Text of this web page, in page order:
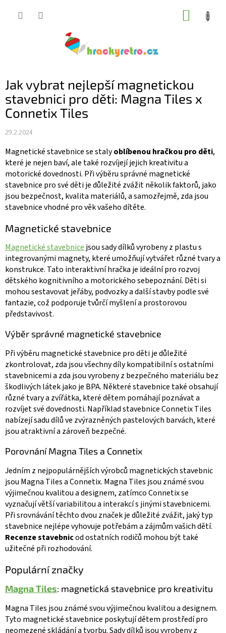
Jak vybrat nejlepší magnetickou
stavebnici pro děti: Magna Tiles x
Connetix Tiles
29.2.2024
Magnetické stavebnice se stalyoblíbenou hračkou pro děti,
které je nejen baví, ale také rozvíjejí jejich kreativitu a
motorické dovednosti. Při výběru správné magnetické
stavebnice pro své děti je důležité zvážit několik faktorů, jako
jsou bezpečnost, kvalita materiálů, a samozřejmě, zda jsou
stavebnice vhodné pro věk vašeho dítěte.
Magnetické stavebnice
Magnetické stavebnice jsou sady dílků vyrobeny z plastu s
integrovanými magnety, které umožňují vytvářet různé tvary a
konstrukce. Tato interaktivní hračka je ideální pro rozvoj
dětského kognitivního a motorického sebepoznání. Děti si
mohou sestavovat jeřáby, podvozky a další stavby podle své
fantazie, což podporuje tvůrčí myšlení a prostorovou
představivost.
Výběr správné magnetické stavebnice
Při výběru magnetické stavebnice pro děti je důležité
zkontrolovat, zda jsou všechny díly kompatibilní s ostatními
stavebnicemi a zda jsou vyrobeny z bezpečného materiálu bez
škodlivých látek jako je BPA. Některé stavebnice také obsahují
různé tvary a zvířátka, které dětem pomáhají poznávat a
rozvíjet své dovednosti. Například stavebnice Connetix Tiles
nabízejí sadu dílů ve zvýrazněných pastelových barvách, které
jsou atraktivní a zároveň bezpečné.
Porovnání Magna Tiles a Connetix
Jedním z nejpopulárnějších výrobců magnetických stavebnic
jsou Magna Tiles a Connetix. Magna Tiles jsou známé svou
výjimečnou kvalitou a designem, zatímco Connetix se
vyznačují větší variabilitou a interakcí s jinými stavebnicemi.
Při srovnávání těchto dvou značek je důležité zvážit, jaký typ
stavebnice nejlépe vyhovuje potřebám a zájmům vašich dětí.
Recenze stavebnicod ostatních rodičů mohou být také
užitečné při rozhodování.
Populární značky
Magna Tiles: magnetická stavebnice pro kreativitu
Magna Tiles jsou známé svou výjimečnou kvalitou a designem.
Tyto magnetické stavebnice poskytují dětem prostředí pro
neomezené skládání a tvorbu. Sady dílků jsou vyrobeny z